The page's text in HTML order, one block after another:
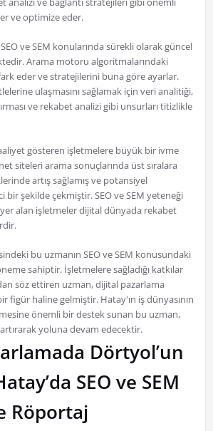
ve optimize eder.
ve SEM konularında sürekli olarak güncel
Arama motoru algoritmalarındaki
eder ve stratejilerini buna göre ayarlar.
ulaşmasını sağlamak için veri analitiği,
ve rekabet analizi gibi unsurları titizlikle
gösteren işletmelere büyük bir ivme
siteleri arama sonuçlarında üst sıralara
artış sağlamış ve potansiyel
bir şekilde çekmiştir. SEO ve SEM yeteneği
alan işletmeler dijital dünyada rekabet
bu uzmanın SEO ve SEM konusundaki
sahiptir. İşletmelere sağladığı katkılar
söz ettiren uzman, dijital pazarlama
figür haline gelmiştir. Hatay'ın iş dünyasının
önemli bir destek sunan bu uzman,
yoluna devam edecektir.
Dörtyol’un
SEO ve SEM
Röportaj